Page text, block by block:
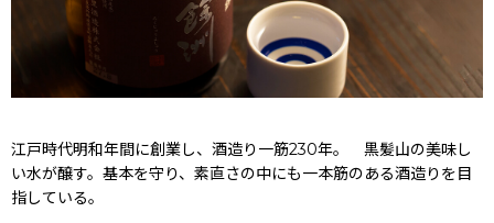
江戸時代明和年間に創業し、酒造り一筋230年。 黒髪山の美味し
い水が醸す。基本を守り、素直さの中にも一本筋のある酒造りを目
指している。